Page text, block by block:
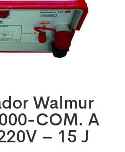
Walmur
COM. A
– 15 J